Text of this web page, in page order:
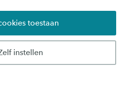
instellen
toestaan
vooruitgang in én door Europa!
de EU economisch, politiek én